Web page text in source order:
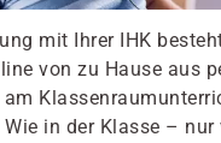
mit Ihrer IHK
von zu Hause aus
am
in der Klasse – nur